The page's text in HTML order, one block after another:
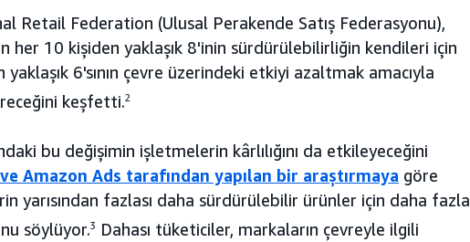
Retail Federation (Ulusal Perakende Satış Federasyonu),
her 10 kişiden yaklaşık 8'inin sürdürülebilirliğin kendileri için
6'sının çevre üzerindeki etkiyi azaltmak amacıyla
keşfetti.2
bu değişimin işletmelerin kârlılığını da etkileyeceğini
Amazon Ads tarafından yapılan bir araştırmaya göre
yarısından fazlası daha sürdürülebilir ürünler için daha fazla
söylüyor.3
Dahası tüketiciler, markaların çevreyle ilgili